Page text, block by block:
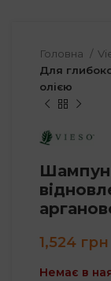
Головна
Для
олією
1,524 грн
Немає в